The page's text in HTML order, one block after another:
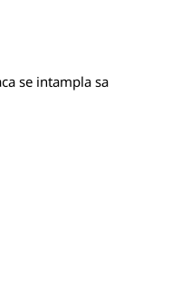
se intampla sa